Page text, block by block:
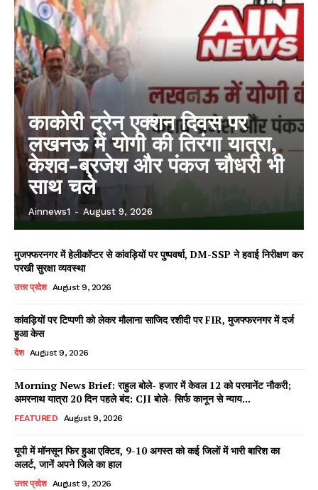
Facebook
X WhatsApp
Share
Read Latest News on AIN
काकोरी ट्रेन एक्शन दिवस पर
लखनऊ में योगी की तिरंगा यात्रा,
केशव-ब्रजेश और पंकज चौधरी भी
साथ चले
Ainnews1 - August 9, 2026
मुजफ्फरनगर में हेलीकॉप्टर से कांवड़ियों पर पुष्पवर्षा, DM-SSP ने हवाई निरीक्षण कर
परखी सुरक्षा व्यवस्था
उत्तर प्रदेश August 9, 2026
कांवड़ियों पर टिप्पणी को लेकर मौलाना साजिद रशीदी पर FIR, मुजफ्फरनगर में दर्ज
हुआ केस
देश August 9, 2026
Morning News Brief: राहुल बोले- हजार में केवल 12 को परमानेंट नौकरी;
अमरनाथ यात्रा 20 दिन पहले बंद: CJI बोले- सिर्फ कानून से न्याय...
FEATURED August 9, 2026
यूपी में मॉनसून फिर हुआ एक्टिव, 9-10 अगस्त को कई जिलों में भारी बारिश का
अलर्ट, जानें अपने जिले का हाल
उत्तर प्रदेश August 9, 2026